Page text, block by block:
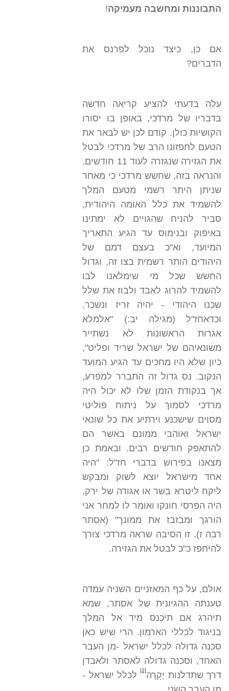
התבוננות ומחשבה מעמיקה!
אם כן, כיצד נוכל לפרנס את
הדברים?
עלה בדעתי להציע קריאה חדשה
בדבריו של מרדכי, באופן בו יסורו
הקושיות כולן. קודם לכן יש לבאר את
הטעם לחפזונו הרב של מרדכי לבטל
את הגזירה שנגזרה לעוד 11 חודשים.
והנראה בזה, שחשש מרדכי כי מאחר
שניתן היתר רשמי מטעם המלך
להשמיד את כלל האומה היהודית,
סביר להניח שהגויים לא ימתינו
באיפוק ובנימוס עד הגיע התאריך
המיועד, וא"כ בעצם דמם של
היהודים הותר רשמית בצו זה, וגדול
החשש שכל מי שימלאנו לבו
להשמיד להרוג לאבד ולבוז את שלל
שכנו היהודי - יהיה זריז ונשכר.
וכדאחז"ל (מגילה יב:) "אלמלא
אגרות הראשונות לא נשתייר
משונאיהם של ישראל שריד ופליט",
כיון שלא היו מחכים עד הגיע המועד
הנקוב. נס גדול זה התברר למפרע,
אך בנקודת הזמן שלו לא יכול היה
מרדכי לסמוך על ניתוח פוליטי
מסוים שישכנע וירתיע את כל שונאי
ישראל ואוהבי ממונם באשר הם
להתאפק חודשים רבים. ובאמת כן
מצאנו בפירוש בדברי חז"ל: "היה
אחד מישראל יוצא לשוק ומבקש
ליקח ליטרא בשר או אגודה של ירק,
היה הפרסי חונקו ואומר לו למחר אני
הורגך ומבזבז את ממונך" (אסתר
רבה ז). זו הסיבה שראה מרדכי צורך
להיחפז כ"כ לבטל את הגזירה.
אולם, על כף המאזניים השניה עמדה
טענתה ההגיונית של אסתר, שמא
תיהרג אם תיכנס מיד אל המלך
בניגוד לכללי הארמון. הרי שיש כאן
סכנה גדולה לכלל ישראל -מן העבר
האחד, וסכנה גדולה לאסתר ולאבדן
דרך שתדלנות יְקָרָה[2]לכלל ישראל -